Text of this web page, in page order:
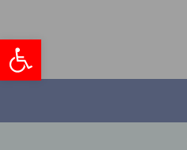
פתח